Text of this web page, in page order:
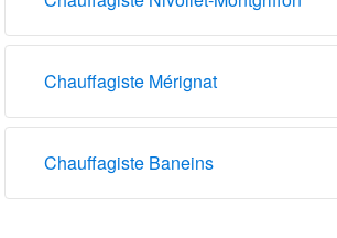
Chauffagiste Mérignat
Chauffagiste Baneins